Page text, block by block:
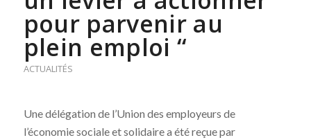
pour parvenir au
plein emploi “
ACTUALITÉS
Une délégation de l’Union des employeurs de
l’économie sociale et solidaire a été reçue par